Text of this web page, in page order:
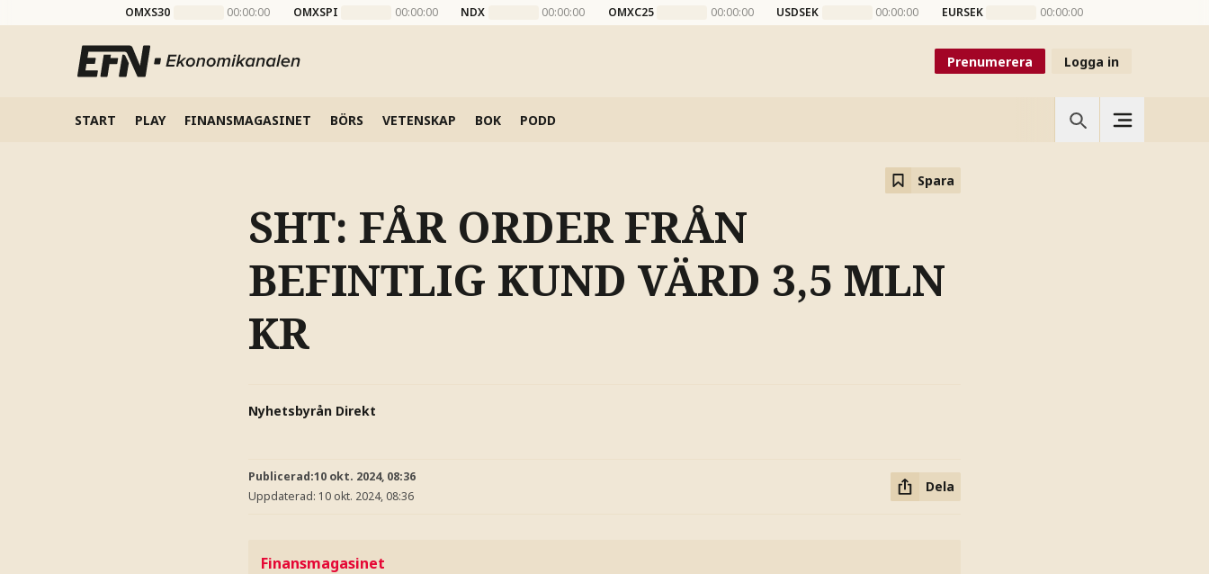
OMXS30 00:00:00 OMXSPI 00:00:00 NDX 00:00:00 OMXC25 00:00:00 USDSEK 00:00:00 EURSEK 00:00:00
Prenumerera Logga in
START PLAY FINANSMAGASINET BÖRS VETENSKAP BOK PODD
Spara
SHT: FÅR ORDER FRÅN
BEFINTLIG KUND VÄRD 3,5 MLN
KR
Nyhetsbyrån Direkt
Publicerad:10 okt. 2024, 08:36
Uppdaterad: 10 okt. 2024, 08:36
Dela
Finansmagasinet